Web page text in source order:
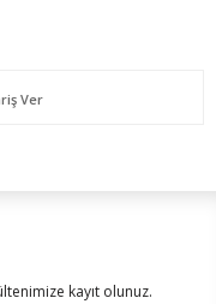
Ver
kayıt olunuz.